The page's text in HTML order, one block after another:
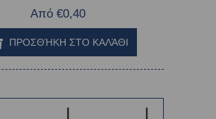
Από €0,40